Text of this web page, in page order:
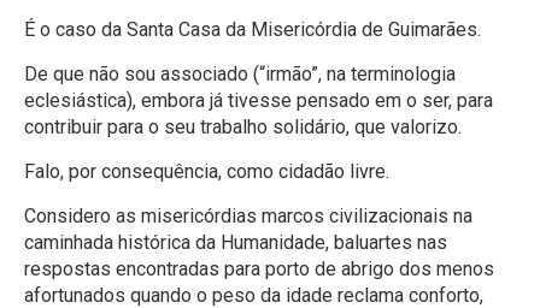
É o caso da Santa Casa da Misericórdia de Guimarães.
De que não sou associado (“irmão”, na terminologia
eclesiástica), embora já tivesse pensado em o ser, para
contribuir para o seu trabalho solidário, que valorizo.
Falo, por consequência, como cidadão livre.
Considero as misericórdias marcos civilizacionais na
caminhada histórica da Humanidade, baluartes nas
respostas encontradas para porto de abrigo dos menos
afortunados quando o peso da idade reclama conforto,